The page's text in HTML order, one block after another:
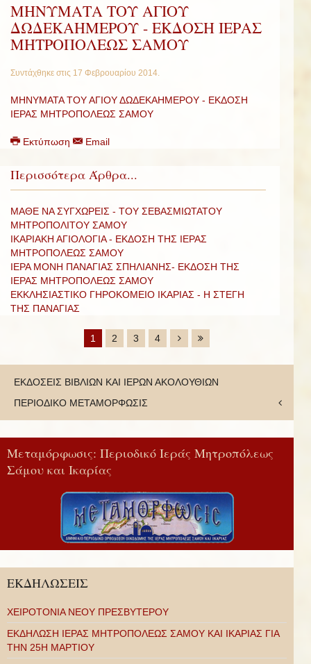
ΜΗΝΥΜΑΤΑ ΤΟΥ ΑΓΙΟΥ
ΔΩΔΕΚΑΗΜΕΡΟΥ - ΕΚΔΟΣΗ ΙΕΡΑΣ
ΜΗΤΡΟΠΟΛΕΩΣ ΣΑΜΟΥ
Συντάχθηκε στις 17 Φεβρουαρίου 2014.
ΜΗΝΥΜΑΤΑ ΤΟΥ ΑΓΙΟΥ ΔΩΔΕΚΑΗΜΕΡΟΥ - ΕΚΔΟΣΗ
ΙΕΡΑΣ ΜΗΤΡΟΠΟΛΕΩΣ ΣΑΜΟΥ
Εκτύπωση Email
Περισσότερα Άρθρα...
ΜΑΘΕ ΝΑ ΣΥΓΧΩΡΕΙΣ - ΤΟΥ ΣΕΒΑΣΜΙΩΤΑΤΟΥ
ΜΗΤΡΟΠΟΛΙΤΟΥ ΣΑΜΟΥ
ΙΚΑΡΙΑΚΗ ΑΓΙΟΛΟΓΙΑ - ΕΚΔΟΣΗ ΤΗΣ ΙΕΡΑΣ
ΜΗΤΡΟΠΟΛΕΩΣ ΣΑΜΟΥ
ΙΕΡΑ ΜΟΝΗ ΠΑΝΑΓΙΑΣ ΣΠΗΛΙΑΝΗΣ- ΕΚΔΟΣΗ ΤΗΣ
ΙΕΡΑΣ ΜΗΤΡΟΠΟΛΕΩΣ ΣΑΜΟΥ
ΕΚΚΛΗΣΙΑΣΤΙΚΟ ΓΗΡΟΚΟΜΕΙΟ ΙΚΑΡΙΑΣ - Η ΣΤΕΓΗ
ΤΗΣ ΠΑΝΑΓΙΑΣ
1 2 3 4
ΕΚΔΟΣΕΙΣ ΒΙΒΛΙΩΝ ΚΑΙ ΙΕΡΩΝ ΑΚΟΛΟΥΘΙΩΝ
ΠΕΡΙΟΔΙΚΟ ΜΕΤΑΜΟΡΦΩΣΙΣ
Μεταμόρφωσις: Περιοδικό Ιεράς Μητροπόλεως
Σάμου και Ικαρίας
ΕΚΔΗΛΩΣΕΙΣ
ΧΕΙΡΟΤΟΝΙΑ ΝΕΟΥ ΠΡΕΣΒΥΤΕΡΟΥ
ΕΚΔΗΛΩΣΗ ΙΕΡΑΣ ΜΗΤΡΟΠΟΛΕΩΣ ΣΑΜΟΥ ΚΑΙ ΙΚΑΡΙΑΣ ΓΙΑ
ΤΗΝ 25Η ΜΑΡΤΙΟΥ